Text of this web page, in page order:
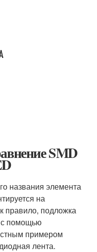
SMD
названия элемента
на
правило, подложка
с помощью
примером
лента.